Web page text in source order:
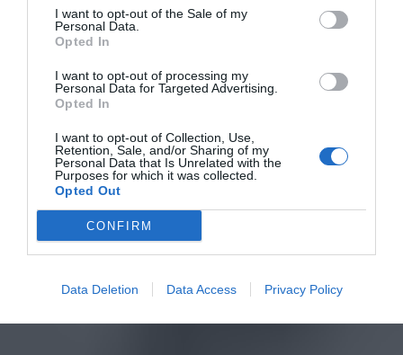
I want to opt-out of the Sale of my
Personal Data.
Opted In
I want to opt-out of processing my
Personal Data for Targeted Advertising.
Opted In
I want to opt-out of Collection, Use,
Retention, Sale, and/or Sharing of my
Personal Data that Is Unrelated with the
Purposes for which it was collected.
Opted Out
CONFIRM
Data Deletion Data Access Privacy Policy